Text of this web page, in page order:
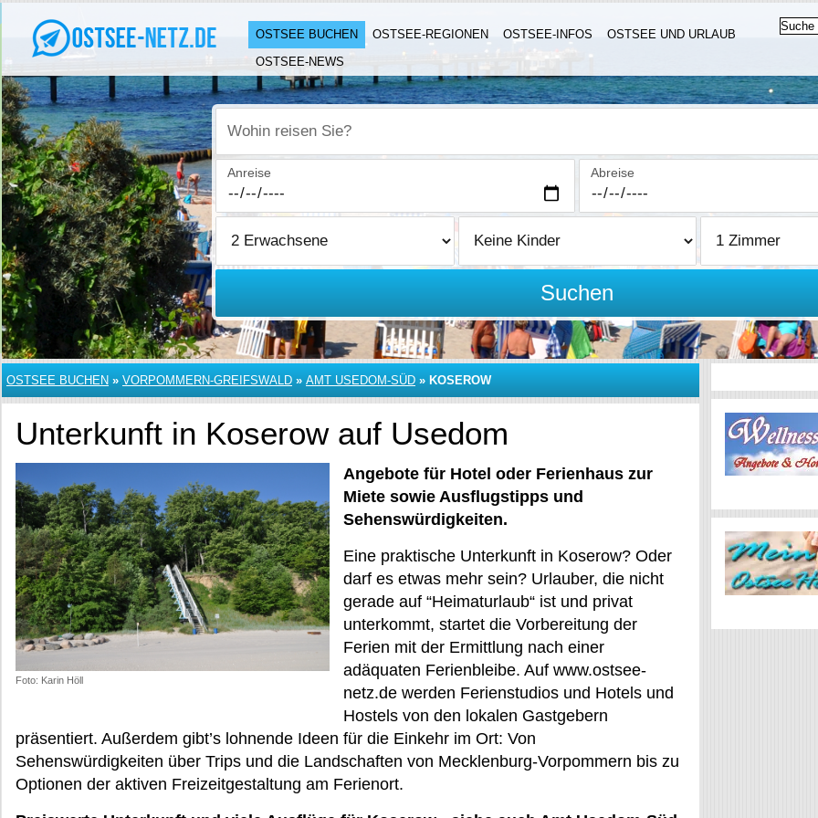
OSTSEE BUCHEN OSTSEE-REGIONEN OSTSEE-INFOS
OSTSEE UND URLAUB
OSTSEE-NEWS
Wohin reisen Sie?
Anreise Abreise
Suchen
OSTSEE BUCHEN » VORPOMMERN-GREIFSWALD » AMT USEDOM-SÜD » KOSEROW
Unterkunft in Koserow auf Usedom
Foto: Karin Höll
Angebote für Hotel oder Ferienhaus zur
Miete sowie Ausflugstipps und
Sehenswürdigkeiten.
Eine praktische Unterkunft in Koserow? Oder
darf es etwas mehr sein? Urlauber, die nicht
gerade auf “Heimaturlaub“ ist und privat
unterkommt, startet die Vorbereitung der
Ferien mit der Ermittlung nach einer
adäquaten Ferienbleibe. Auf www.ostsee-
netz.de werden Ferienstudios und Hotels und
Hostels von den lokalen Gastgebern
präsentiert. Außerdem gibt’s lohnende Ideen für die Einkehr im Ort: Von
Sehenswürdigkeiten über Trips und die Landschaften von Mecklenburg-Vorpommern bis zu
Optionen der aktiven Freizeitgestaltung am Ferienort.